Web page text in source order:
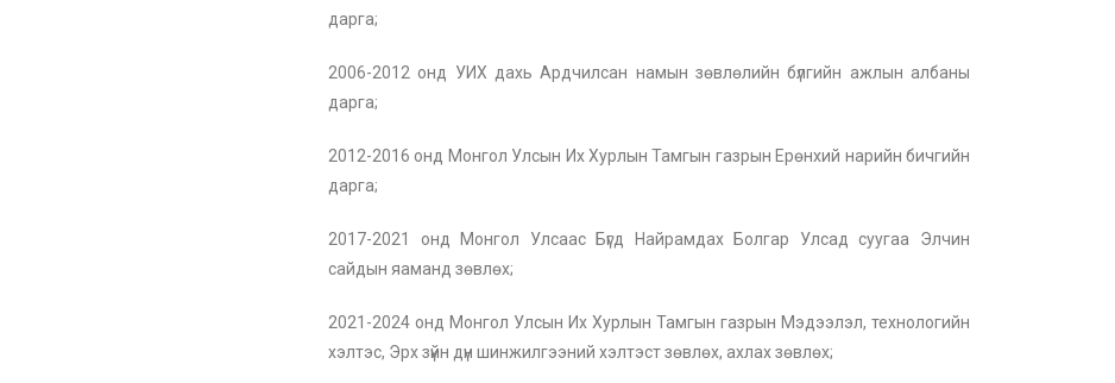
дарга;
2006-2012 онд УИХ дахь Ардчилсан намын зөвлөлийн бүлгийн ажлын албаны
дарга;
2012-2016 онд Монгол Улсын Их Хурлын Тамгын газрын Ерөнхий нарийн бичгийн
дарга;
2017-2021 онд Монгол Улсаас Бүгд Найрамдах Болгар Улсад суугаа Элчин
сайдын яаманд зөвлөх;
2021-2024 онд Монгол Улсын Их Хурлын Тамгын газрын Мэдээлэл, технологийн
хэлтэс, Эрх зүйн дүн шинжилгээний хэлтэст зөвлөх, ахлах зөвлөх;